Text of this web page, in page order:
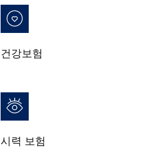
건강보험
시력 보험